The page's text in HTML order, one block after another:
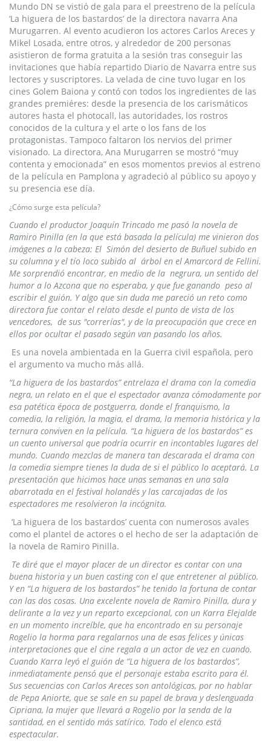
Mundo DN se vistió de gala para el preestreno de la película
‘La higuera de los bastardos’ de la directora navarra Ana
Murugarren. Al evento acudieron los actores Carlos Areces y
Mikel Losada, entre otros, y alrededor de 200 personas
asistieron de forma gratuita a la sesión tras conseguir las
invitaciones que había repartido Diario de Navarra entre sus
lectores y suscriptores. La velada de cine tuvo lugar en los
cines Golem Baiona y contó con todos los ingredientes de las
grandes premiéres: desde la presencia de los carismáticos
autores hasta el photocall, las autoridades, los rostros
conocidos de la cultura y el arte o los fans de los
protagonistas. Tampoco faltaron los nervios del primer
visionado. La directora, Ana Murugarren se mostró “muy
contenta y emocionada” en esos momentos previos al estreno
de la película en Pamplona y agradeció al público su apoyo y
su presencia ese día.
¿Cómo surge esta película?
Cuando el productor Joaquín Trincado me pasó la novela de
Ramiro Pinilla (en la que está basada la película) me vinieron dos
imágenes a la cabeza: El Simón del desierto de Buñuel subido en
su columna y el tío loco subido al árbol en el Amarcord de Fellini.
Me sorprendió encontrar, en medio de la negrura, un sentido del
humor a lo Azcona que no esperaba, y que fue ganando peso al
escribir el guión. Y algo que sin duda me pareció un reto como
directora fue contar el relato desde el punto de vista de los
vencedores, de sus "correrías", y de la preocupación que crece en
ellos por ocultar el pasado según van pasando los años.
Es una novela ambientada en la Guerra civil española, pero
el argumento va mucho más allá.
“La higuera de los bastardos” entrelaza el drama con la comedia
negra, un relato en el que el espectador avanza cómodamente por
esa patética época de postguerra, donde el franquismo, la
comedia, la religión, la magia, el drama, la memoria histórica y la
ternura conviven en la película. “La higuera de los bastardos” es
un cuento universal que podría ocurrir en incontables lugares del
mundo. Cuando mezclas de manera tan descarada el drama con
la comedia siempre tienes la duda de si el público lo aceptará. La
presentación que hicimos hace unas semanas en una sala
abarrotada en el festival holandés y las carcajadas de los
espectadores me resolvieron la incógnita.
‘La higuera de los bastardos’ cuenta con numerosos avales
como el plantel de actores o el hecho de ser la adaptación de
la novela de Ramiro Pinilla.
Te diré que el mayor placer de un director es contar con una
buena historia y un buen casting con el que entretener al público.
Y en “La higuera de los bastardos” he tenido la fortuna de contar
con las dos cosas. Una excelente novela de Ramiro Pinilla, dura y
delirante a la vez y un reparto excepcional, con un Karra Elejalde
en un momento increíble, que ha encontrado en su personaje
Rogelio la horma para regalarnos una de esas felices y únicas
interpretaciones que el cine regala a un actor de vez en cuando.
Cuando Karra leyó el guión de “La higuera de los bastardos”,
inmediatamente pensó que el personaje estaba escrito para él.
Sus secuencias con Carlos Areces son antológicas, por no hablar
de Pepa Aniorte, que se sale en su papel de brava y deslenguada
Cipriana, la mujer que llevará a Rogelio por la senda de la
santidad, en el sentido más satírico. Todo el elenco está
espectacular.